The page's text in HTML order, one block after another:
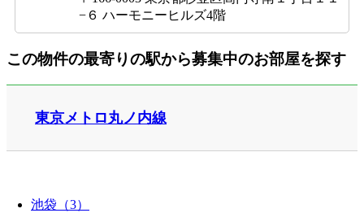
−６ ハーモニーヒルズ4階
この物件の最寄りの駅から募集中のお部屋を探す
東京メトロ丸ノ内線
池袋（3）